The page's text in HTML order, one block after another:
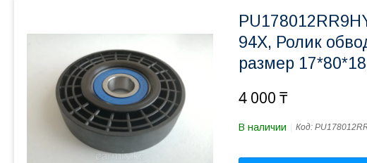
94X, Ролик
размер
4 000 ₸
В наличии Код: